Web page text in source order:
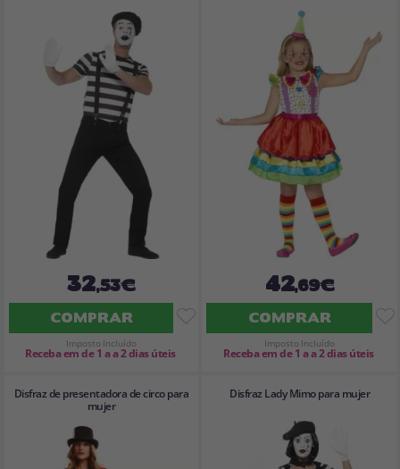
32,53€
COMPRAR
Imposto Incluído
Receba em de 1 a a 2 dias úteis
42,69€
COMPRAR
Imposto Incluído
Receba em de 1 a a 2 dias úteis
Disfraz de presentadora de circo para
mujer
Disfraz Lady Mimo para mujer